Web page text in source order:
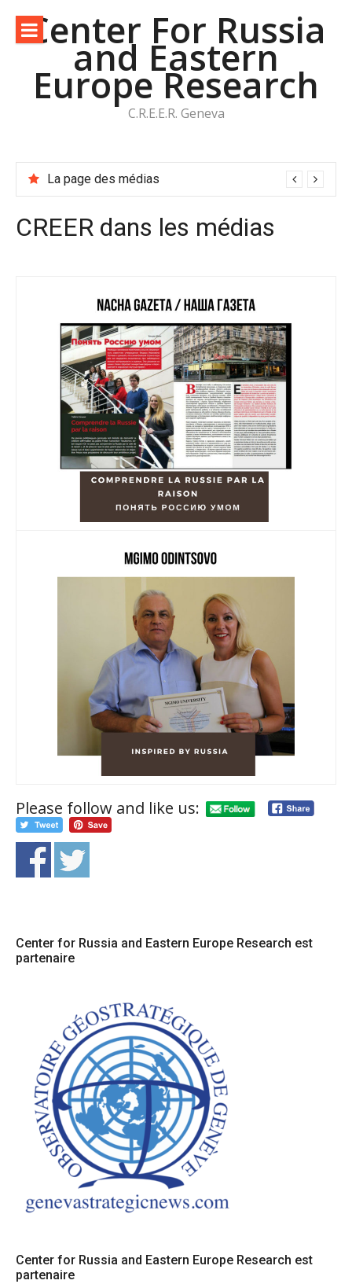
contenuCenter For Russia
and Eastern
Europe Research
C.R.E.E.R. Geneva
La page des médias
CREER dans les médias
Please follow and like us:
Center for Russia and Eastern Europe Research est
partenaire
Center for Russia and Eastern Europe Research est
partenaire